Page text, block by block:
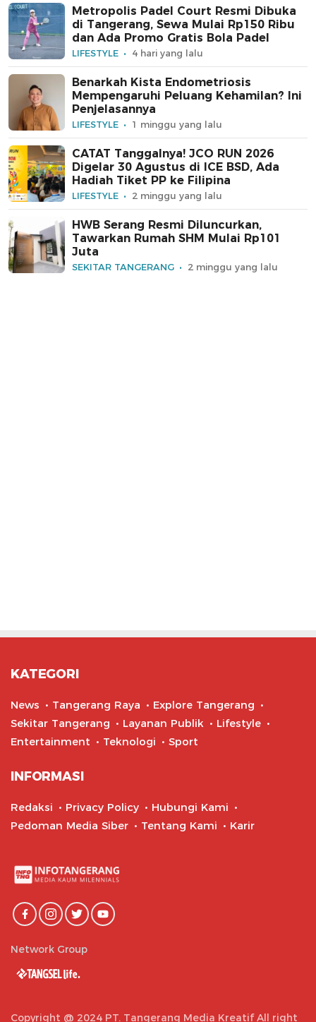
Metropolis Padel Court Resmi Dibuka
di Tangerang, Sewa Mulai Rp150 Ribu
dan Ada Promo Gratis Bola Padel
LIFESTYLE 4 hari yang lalu
Benarkah Kista Endometriosis
Mempengaruhi Peluang Kehamilan? Ini
Penjelasannya
LIFESTYLE 1 minggu yang lalu
CATAT Tanggalnya! JCO RUN 2026
Digelar 30 Agustus di ICE BSD, Ada
Hadiah Tiket PP ke Filipina
LIFESTYLE 2 minggu yang lalu
HWB Serang Resmi Diluncurkan,
Tawarkan Rumah SHM Mulai Rp101
Juta
SEKITAR TANGERANG 2 minggu yang lalu
KATEGORI
News Tangerang Raya
Explore Tangerang
Sekitar Tangerang
Layanan Publik
Lifestyle
Entertainment
Teknologi Sport
INFORMASI
Redaksi Privacy Policy
Hubungi Kami
Pedoman Media Siber
Tentang Kami Karir
Network Group
Copyright @ 2024 PT. Tangerang Media Kreatif All right